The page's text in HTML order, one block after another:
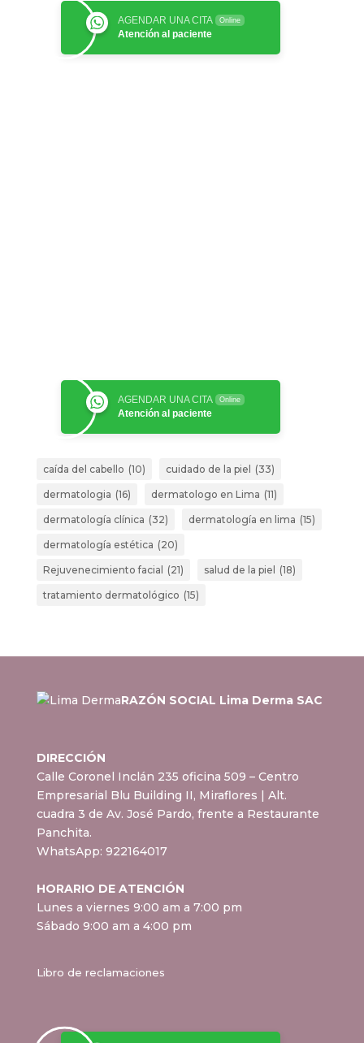
AGENDAR UNA CITA Online
Atención al paciente
AGENDAR UNA CITA Online
Atención al paciente
caída del cabello (10) cuidado de la piel (33)
dermatologia (16) dermatologo en Lima (11)
dermatología clínica (32) dermatología en lima (15)
dermatología estética (20)
Rejuvenecimiento facial (21) salud de la piel (18)
tratamiento dermatológico (15)
RAZÓN SOCIAL Lima Derma SAC
DIRECCIÓN
Calle Coronel Inclán 235 oficina 509 – Centro
Empresarial Blu Building II, Miraflores | Alt.
cuadra 3 de Av. José Pardo, frente a Restaurante
Panchita.
WhatsApp: 922164017
HORARIO DE ATENCIÓN
Lunes a viernes 9:00 am a 7:00 pm
Sábado 9:00 am a 4:00 pm
Libro de reclamaciones